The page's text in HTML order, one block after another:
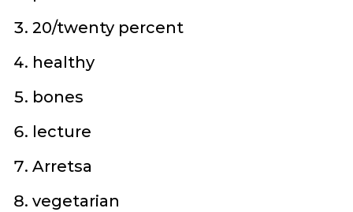
20/twenty percent
healthy
bones
lecture
Arretsa
vegetarian